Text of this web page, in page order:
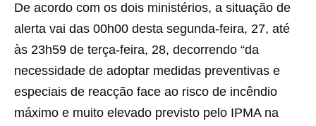
De acordo com os dois ministérios, a situação de
alerta vai das 00h00 desta segunda-feira, 27, até
às 23h59 de terça-feira, 28, decorrendo “da
necessidade de adoptar medidas preventivas e
especiais de reacção face ao risco de incêndio
máximo e muito elevado previsto pelo IPMA na